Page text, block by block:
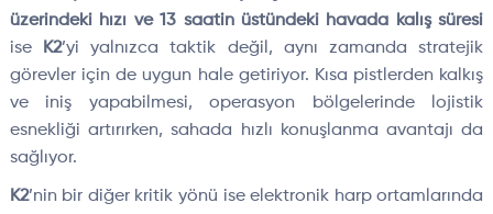
üzerindeki hızı ve 13 saatin üstündeki havada kalış süresi
ise
K2’yi yalnızca taktik değil, aynı zamanda stratejik
görevler için de uygun hale getiriyor. Kısa pistlerden kalkış
ve iniş yapabilmesi, operasyon bölgelerinde lojistik
esnekliği artırırken, sahada hızlı konuşlanma avantajı da
sağlıyor.
K2’nin bir diğer kritik yönü ise elektronik harp ortamlarında